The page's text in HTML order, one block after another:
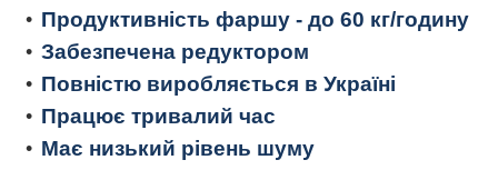
Продуктивність фаршу - до 60 кг/годину
Забезпечена редуктором
Повністю виробляється в Україні
Працює тривалий час
Має низький рівень шуму